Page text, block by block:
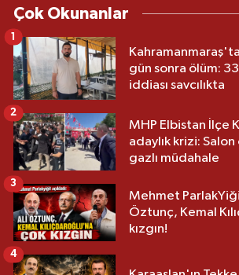
Çok Okunanlar
gün sonra ölüm:
iddiası savcılıkta
1
MHP Elbistan İlçe
adaylık krizi:
gazlı müdahale
2
Mehmet
Öztunç, Kemal
kızgın!
3
4